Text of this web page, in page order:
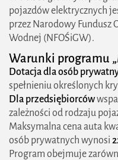
pojazdów elektrycznych
przez Narodowy Fundusz
Wodnej (NFOŚiGW).
Warunki programu
Dotacja dla osób
spełnieniu określonych
Dla przedsiębiorców
zależności od rodzaju
Maksymalna cena auta
osób prywatnych wynosi
Program obejmuje